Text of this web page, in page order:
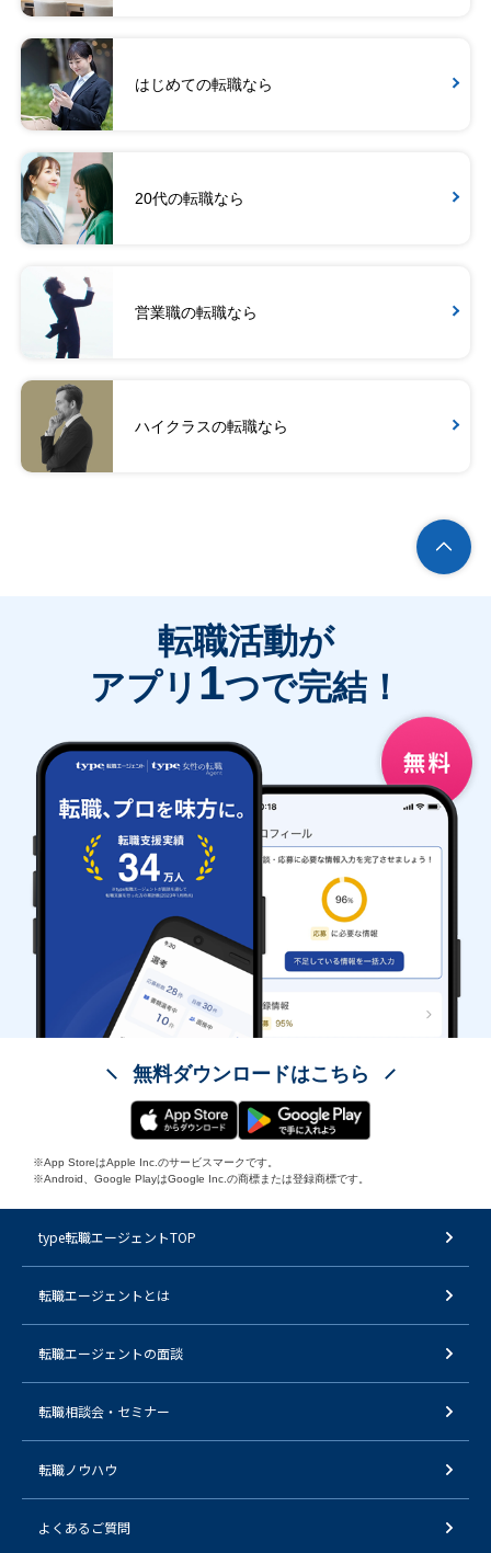
はじめての転職なら
20代の転職なら
営業職の転職なら
ハイクラスの転職なら
転職活動が
アプリ 1つで完結！
無料ダウンロードはこちら
※App StoreはApple Inc.のサービスマークです。
※Android、Google PlayはGoogle Inc.の商標または登録商標です。
type転職エージェントTOP
転職エージェントとは
転職エージェントの面談
転職相談会・セミナー
転職ノウハウ
よくあるご質問